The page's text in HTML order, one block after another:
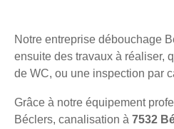
Notre entreprise débouchage
ensuite des travaux à réaliser,
de WC, ou une inspection par
Grâce à notre équipement
Béclers, canalisation à 7532